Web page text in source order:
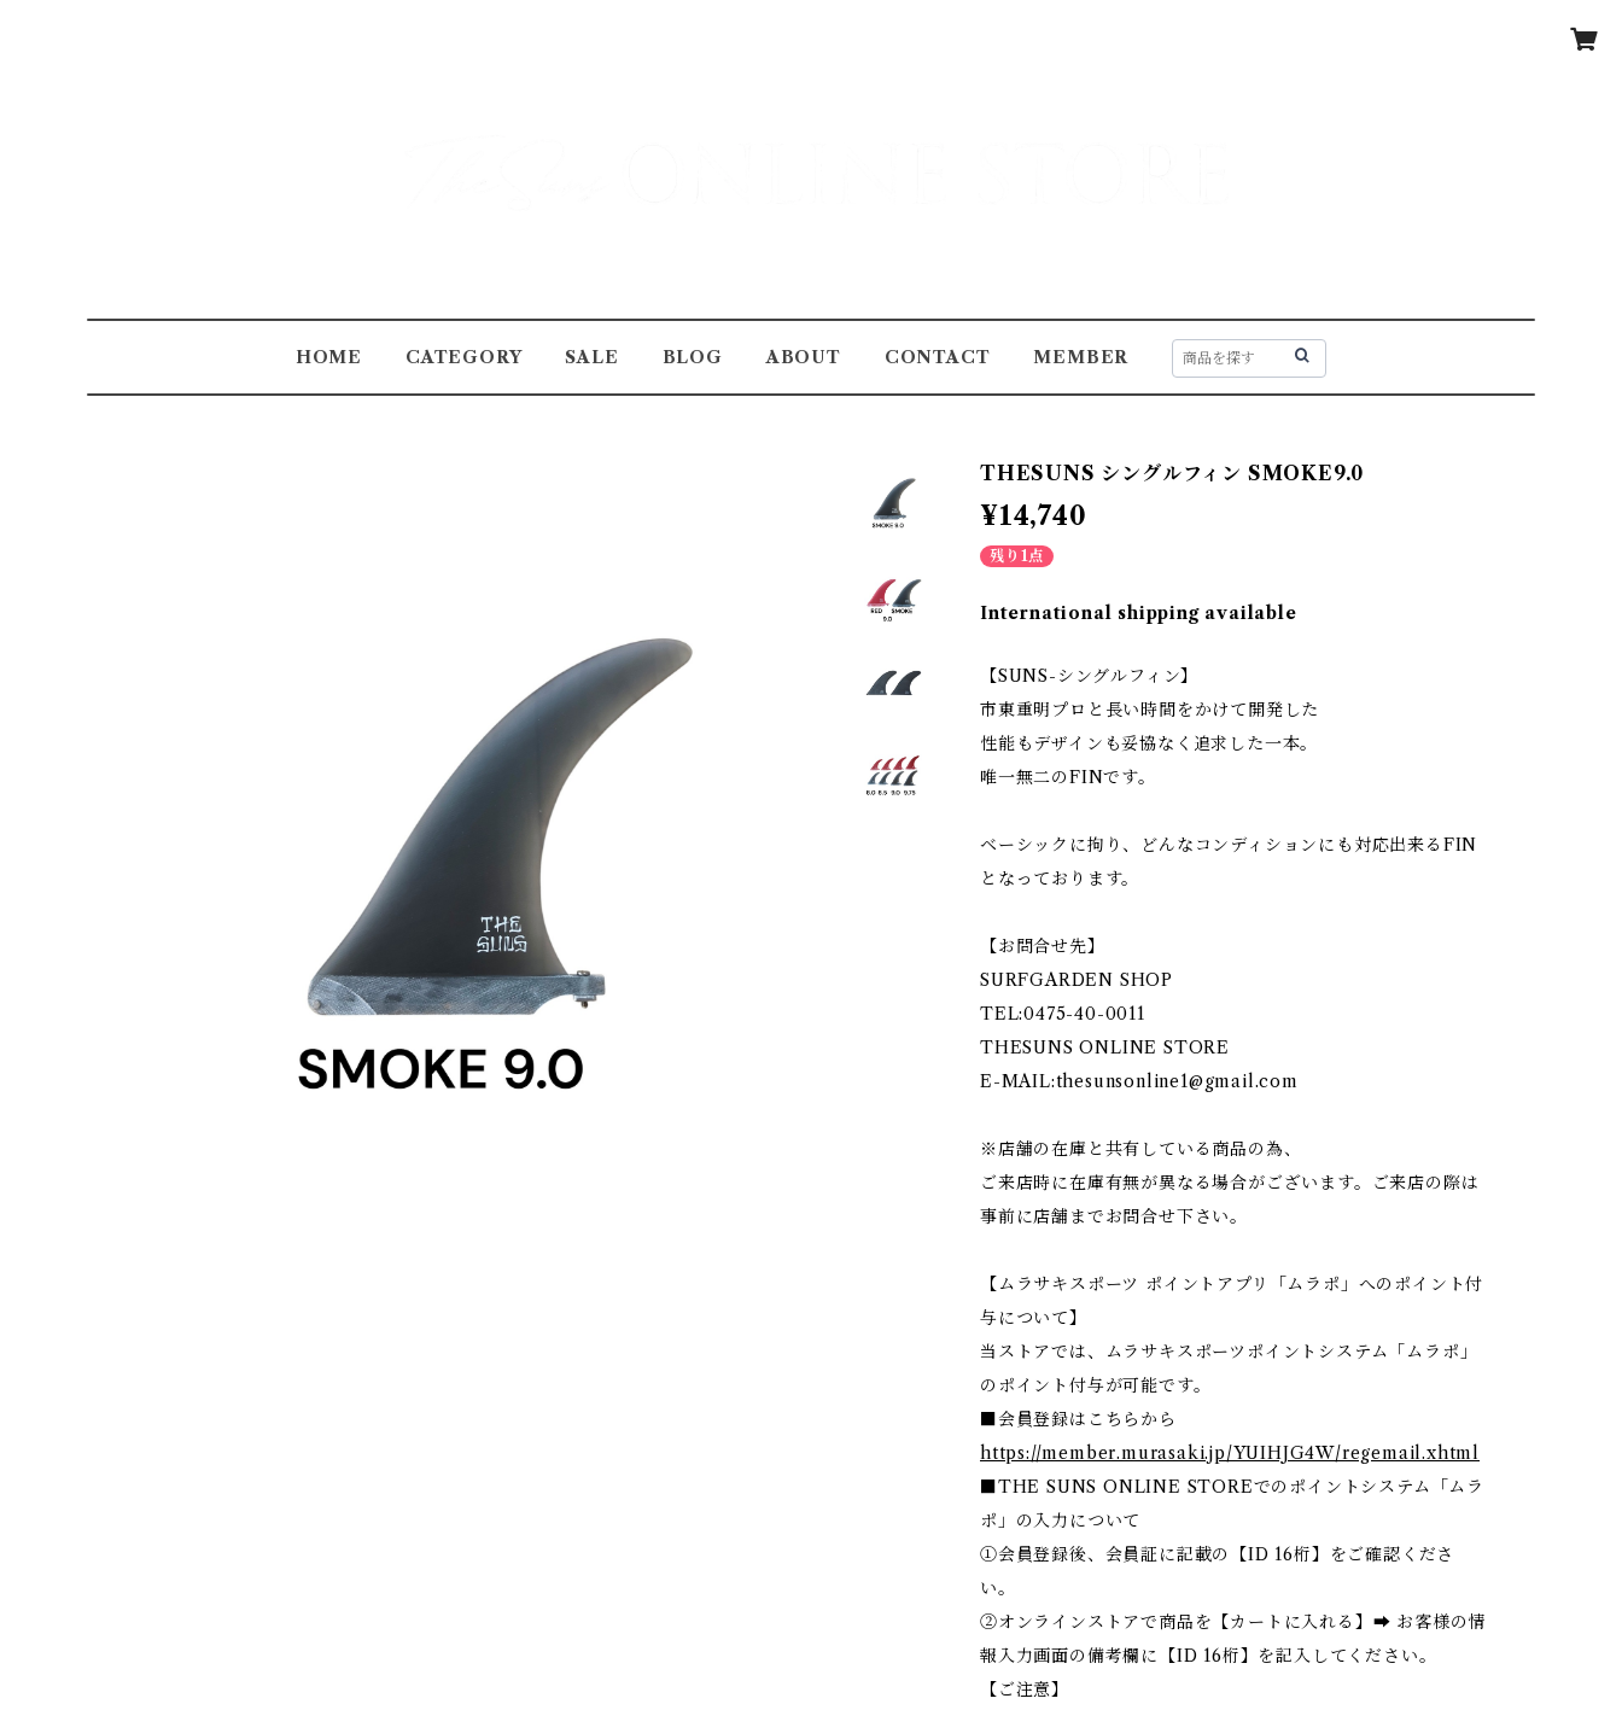
HOME CATEGORY SALE BLOG ABOUT CONTACT MEMBER
THESUNS シングルフィン SMOKE9.0
¥14,740
残り1点
International shipping available
【SUNS-シングルフィン】
市東重明プロと長い時間をかけて開発した
性能もデザインも妥協なく追求した一本。
唯一無二のFINです。
ベーシックに拘り、どんなコンディションにも対応出来るFIN
となっております。
【お問合せ先】
SURFGARDEN SHOP
TEL:0475-40-0011
THESUNS ONLINE STORE
E-MAIL:thesunsonline1@gmail.com
※店舗の在庫と共有している商品の為、
ご来店時に在庫有無が異なる場合がございます。ご来店の際は
事前に店舗までお問合せ下さい。
【ムラサキスポーツ ポイントアプリ「ムラポ」へのポイント付
与について】
当ストアでは、ムラサキスポーツポイントシステム「ムラポ」
のポイント付与が可能です。
■会員登録はこちらから
https://member.murasaki.jp/YUIHJG4W/regemail.xhtml
■THE SUNS ONLINE STOREでのポイントシステム「ムラ
ポ」の入力について
①会員登録後、会員証に記載の【ID 16桁】をご確認くださ
い。
②オンラインストアで商品を【カートに入れる】➡ お客様の情
報入力画面の備考欄に【ID 16桁】を記入してください。
【ご注意】